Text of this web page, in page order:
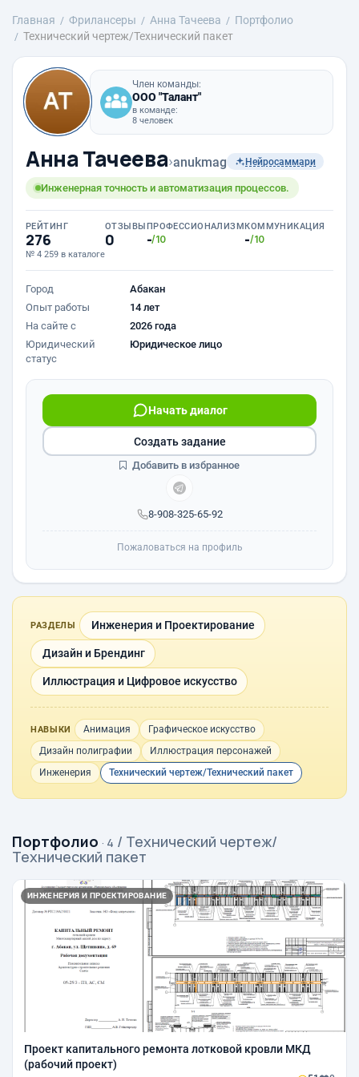
Главная Фрилансеры Анна Тачеева
Портфолио
Технический чертеж/Технический пакет
Член команды:
ООО "Талант"
в команде:
8 человек
Анна Тачеева›anukmag Нейросаммари
Инженерная точность и автоматизация процессов.
РЕЙТИНГ
276
№ 4 259 в каталоге
ОТЗЫВЫ
0
ПРОФЕССИОНАЛИЗМ
-/10
КОММУНИКАЦИЯ
-/10
Город
Абакан
Опыт работы
14 лет
На сайте с
2026 года
Юридический
статус
Юридическое лицо
8-908-325-65-92
Начать диалог
Создать задание
Добавить в избранное
Пожаловаться на профиль
РАЗДЕЛЫ Инженерия и Проектирование
Дизайн и Брендинг
Иллюстрация и Цифровое искусство
НАВЫКИ Анимация
Графическое искусство
Дизайн полиграфии
Иллюстрация персонажей
Инженерия
Технический чертеж/Технический пакет
Портфолио · 4 / Технический чертеж/
Технический пакет
ИНЖЕНЕРИЯ И ПРОЕКТИРОВАНИЕ
Проект капитального ремонта лотковой кровли МКД
(рабочий проект)